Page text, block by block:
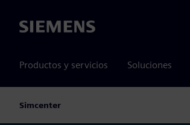
Siemens
Productos y servicios Soluciones
Simcenter